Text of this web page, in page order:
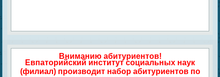
Вниманию абитуриентов!
Евпаторийский институт социальных наук
(филиал) производит набор абитуриентов по